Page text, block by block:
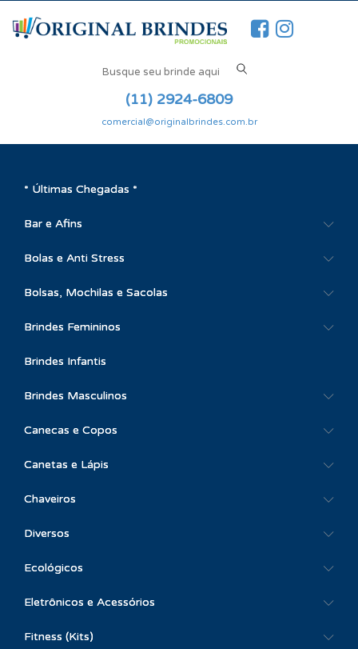
(11) 2924-6809
comercial@originalbrindes.com.br
* Últimas Chegadas *
Bar e Afins
Bolas e Anti Stress
Bolsas, Mochilas e Sacolas
Brindes Femininos
Brindes Infantis
Brindes Masculinos
Canecas e Copos
Canetas e Lápis
Chaveiros
Diversos
Ecológicos
Eletrônicos e Acessórios
Fitness (Kits)